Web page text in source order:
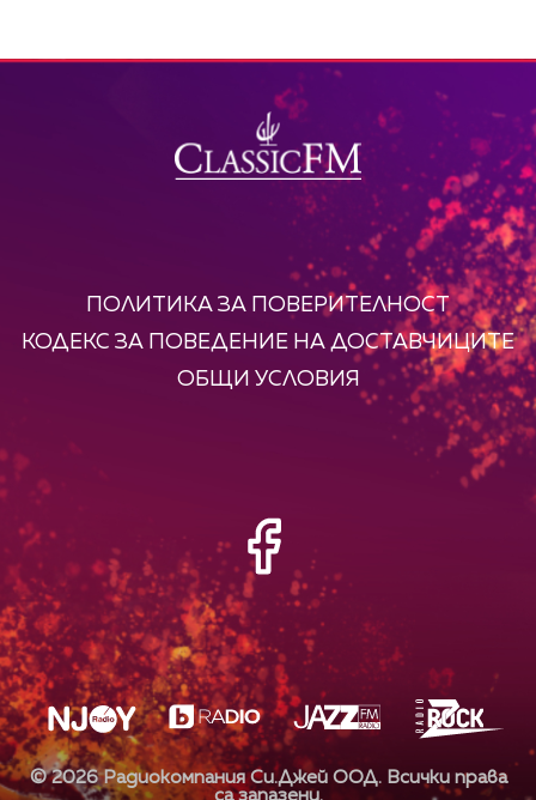
ПОЛИТИКА ЗА ПОВЕРИТЕЛНОСТ
КОДЕКС ЗА ПОВЕДЕНИЕ НА ДОСТАВЧИЦИТЕ
ОБЩИ УСЛОВИЯ
©2026Радиокомпания Си.Джей ООД. Всички права
са запазени.